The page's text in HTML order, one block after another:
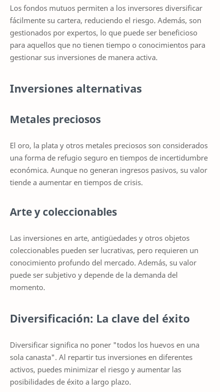
Los fondos mutuos permiten a los inversores diversificar
fácilmente su cartera, reduciendo el riesgo. Además, son
gestionados por expertos, lo que puede ser beneficioso
para aquellos que no tienen tiempo o conocimientos para
gestionar sus inversiones de manera activa.
Inversiones alternativas
Metales preciosos
El oro, la plata y otros metales preciosos son considerados
una forma de refugio seguro en tiempos de incertidumbre
económica. Aunque no generan ingresos pasivos, su valor
tiende a aumentar en tiempos de crisis.
Arte y coleccionables
Las inversiones en arte, antigüedades y otros objetos
coleccionables pueden ser lucrativas, pero requieren un
conocimiento profundo del mercado. Además, su valor
puede ser subjetivo y depende de la demanda del
momento.
Diversificación: La clave del éxito
Diversificar significa no poner "todos los huevos en una
sola canasta". Al repartir tus inversiones en diferentes
activos, puedes minimizar el riesgo y aumentar las
posibilidades de éxito a largo plazo.